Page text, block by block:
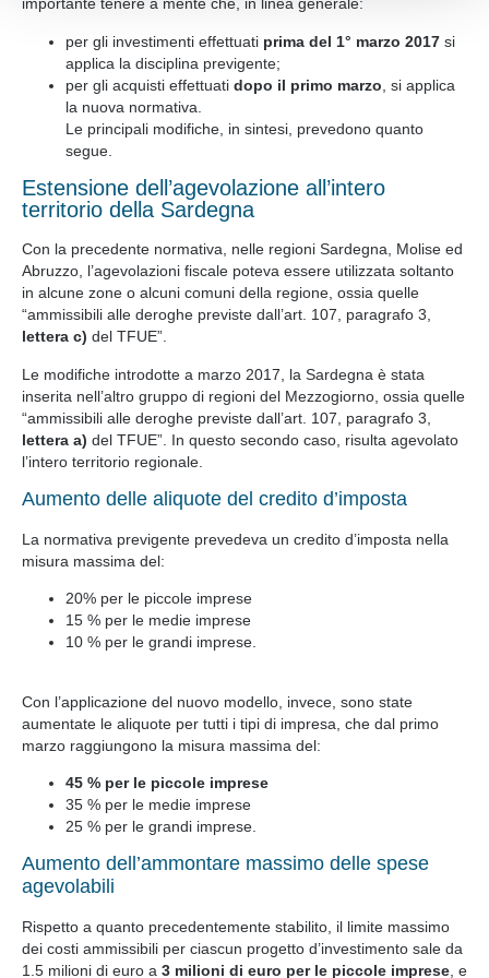
importante tenere a mente che, in linea generale:
per gli investimenti effettuati prima del 1° marzo 2017 si
applica la disciplina previgente;
per gli acquisti effettuati dopo il primo marzo , si applica
la nuova normativa.
Le principali modifiche, in sintesi, prevedono quanto
segue.
Estensione dell’agevolazione all’intero
territorio della Sardegna
Con la precedente normativa, nelle regioni Sardegna, Molise ed
Abruzzo, l’agevolazioni fiscale poteva essere utilizzata soltanto
in alcune zone o alcuni comuni della regione, ossia quelle
“ammissibili alle deroghe previste dall’art. 107, paragrafo 3,
lettera c) del TFUE”.
Le modifiche introdotte a marzo 2017, la Sardegna è stata
inserita nell’altro gruppo di regioni del Mezzogiorno, ossia quelle
“ammissibili alle deroghe previste dall’art. 107, paragrafo 3,
lettera a) del TFUE”. In questo secondo caso, risulta agevolato
l’intero territorio regionale.
Aumento delle aliquote del credito d’imposta
La normativa previgente prevedeva un credito d’imposta nella
misura massima del:
20% per le piccole imprese
15 % per le medie imprese
10 % per le grandi imprese.
Con l’applicazione del nuovo modello, invece, sono state
aumentate le aliquote per tutti i tipi di impresa, che dal primo
marzo raggiungono la misura massima del:
45 % per le piccole imprese
35 % per le medie imprese
25 % per le grandi imprese.
Aumento dell’ammontare massimo delle spese
agevolabili
Rispetto a quanto precedentemente stabilito, il limite massimo
dei costi ammissibili per ciascun progetto d’investimento sale da
1.5 milioni di euro a 3 milioni di euro per le piccole imprese, e